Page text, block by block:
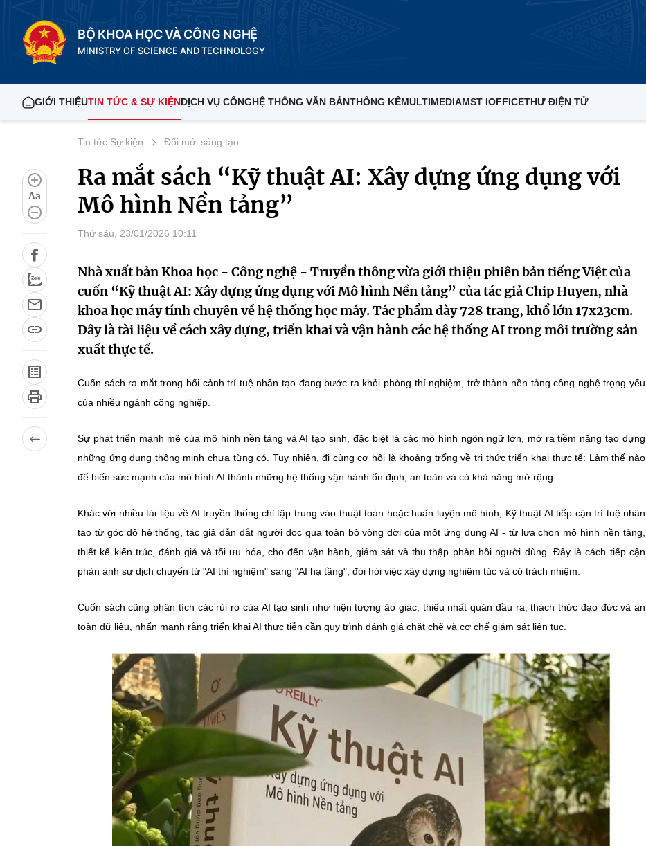
BỘ KHOA HỌC VÀ CÔNG NGHỆ
MINISTRY OF SCIENCE AND TECHNOLOGY
GIỚI THIỆUTIN TỨC & SỰ KIỆNDỊCH VỤ CÔNGHỆ THỐNG VĂN BẢNTHỐNG KÊMULTIMEDIAMST IOFFICETHƯ ĐIỆN TỬ
Aa
Tin tức Sự kiện Đổi mới sáng tạo
Ra mắt sách “Kỹ thuật AI: Xây dựng ứng dụng với
Mô hình Nền tảng”
Thứ sáu, 23/01/2026 10:11
Nhà xuất bản Khoa học - Công nghệ - Truyền thông vừa giới thiệu phiên bản tiếng Việt của
cuốn “Kỹ thuật AI: Xây dựng ứng dụng với Mô hình Nền tảng” của tác giả Chip Huyen, nhà
khoa học máy tính chuyên về hệ thống học máy. Tác phẩm dày 728 trang, khổ lớn 17x23cm.
Đây là tài liệu về cách xây dựng, triển khai và vận hành các hệ thống AI trong môi trường sản
xuất thực tế.
Cuốn sách ra mắt trong bối cảnh trí tuệ nhân tạo đang bước ra khỏi phòng thí nghiệm, trở thành nền tảng công nghệ trọng yếu
của nhiều ngành công nghiệp.
Sự phát triển mạnh mẽ của mô hình nền tảng và AI tạo sinh, đặc biệt là các mô hình ngôn ngữ lớn, mở ra tiềm năng tạo dựng
những ứng dụng thông minh chưa từng có. Tuy nhiên, đi cùng cơ hội là khoảng trống về tri thức triển khai thực tế: Làm thế nào
để biến sức mạnh của mô hình AI thành những hệ thống vận hành ổn định, an toàn và có khả năng mở rộng.
Khác với nhiều tài liệu về AI truyền thống chỉ tập trung vào thuật toán hoặc huấn luyện mô hình, Kỹ thuật AI tiếp cận trí tuệ nhân
tạo từ góc độ hệ thống, tác giả dẫn dắt người đọc qua toàn bộ vòng đời của một ứng dụng AI - từ lựa chọn mô hình nền tảng,
thiết kế kiến trúc, đánh giá và tối ưu hóa, cho đến vận hành, giám sát và thu thập phản hồi người dùng. Đây là cách tiếp cận
phản ánh sự dịch chuyển từ "AI thí nghiệm" sang "AI hạ tầng", đòi hỏi việc xây dựng nghiêm túc và có trách nhiệm.
Cuốn sách cũng phân tích các rủi ro của AI tạo sinh như hiện tượng ảo giác, thiếu nhất quán đầu ra, thách thức đạo đức và an
toàn dữ liệu, nhấn mạnh rằng triển khai AI thực tiễn cần quy trình đánh giá chặt chẽ và cơ chế giám sát liên tục.